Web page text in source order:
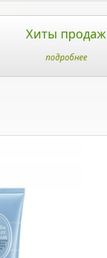
Хиты продаж
подробнее